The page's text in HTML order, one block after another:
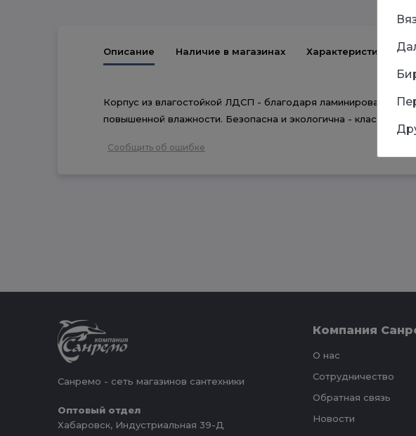
Описание Наличие в магазинах Характеристики
Корпус из влагостойкой ЛДСП - благодаря ламинированному
повышенной влажности. Безопасна и экологична - класс
Сообщить об ошибке
Санремо - сеть магазинов сантехники
Оптовый отдел
Хабаровск, Индустриальная 39-Д
Компания
О нас
Сотрудничество
Обратная связь
Новости